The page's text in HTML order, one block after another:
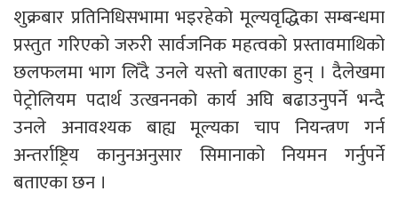
शुक्रबार प्रतिनिधिसभामा भइरहेको मूल्यवृद्धिका सम्बन्धमा
प्रस्तुत गरिएको जरुरी सार्वजनिक महत्वको प्रस्तावमाथिको
छलफलमा भाग लिँदै उनले यस्तो बताएका हुन् । दैलेखमा
पेट्रोलियम पदार्थ उत्खननको कार्य अघि बढाउनुपर्ने भन्दै
उनले अनावश्यक बाह्य मूल्यका चाप नियन्त्रण गर्न
अन्तर्राष्ट्रिय कानुनअनुसार सिमानाको नियमन गर्नुपर्ने
बताएका छन ।